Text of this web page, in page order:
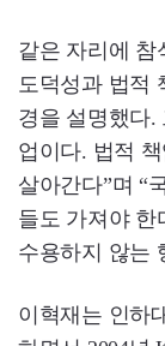
같은 자리에 참
도덕성과 법적
경을 설명했다.
업이다. 법적
살아간다”며 “
들도 가져야 한
수용하지 않는
이혁재는 인하